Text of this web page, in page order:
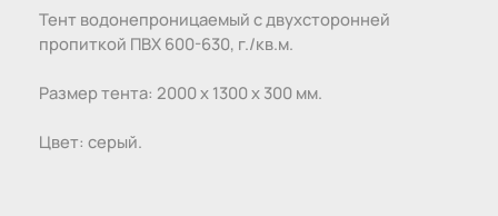
Тент водонепроницаемый с двухсторонней
пропиткой ПВХ 600-630, г./кв.м.
Размер тента: 2000 х 1300 х 300 мм.
Цвет: серый.